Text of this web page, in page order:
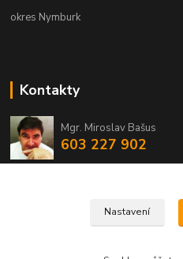
okres Nymburk
Kontakty
Mgr. Miroslav Bašus
603 227 902
Nastavení